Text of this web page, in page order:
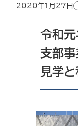
2020年1月27日
令和
支部事
見学と